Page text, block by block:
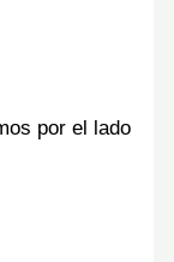
por el lado